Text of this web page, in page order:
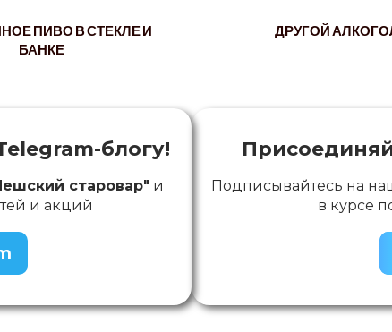
ПИВО В СТЕКЛЕ И
БАНКЕ
ДРУГОЙ
блогу!
старовар" и
и акций
Подписывайтесь на
в курсе